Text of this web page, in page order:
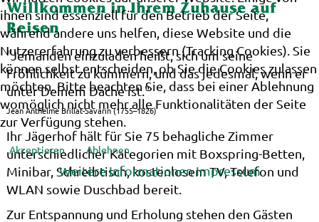
Willkommen in Ihrem Zuhause auf
Reisen
"Jemanden einzuladen heißt, sich um seine
Fröhlichkeit zu kümmern, und das jedesmal, wenn er
unter Deinem Dache ist."
Jean Anthelme Brillat-Savarin (1755–1826)
Ihr Jägerhof hält für Sie 75 behagliche Zimmer
unterschiedlicher Kategorien mit Boxspring-Betten,
Minibar, Schreibtisch, kostenlosem TV, Telefon und
WLAN sowie Duschbad bereit.
Zur Entspannung und Erholung stehen den Gästen
ihnen sind essenziell für den Betrieb der Seite,
während andere uns helfen, diese Website und die
Nutzererfahrung zu verbessern (Tracking Cookies). Sie
können selbst entscheiden, ob Sie die Cookies zulassen
möchten. Bitte beachten Sie, dass bei einer Ablehnung
womöglich nicht mehr alle Funktionalitäten der Seite
zur Verfügung stehen.
Akzeptieren Ablehnen
Weitere Informationen Impressum